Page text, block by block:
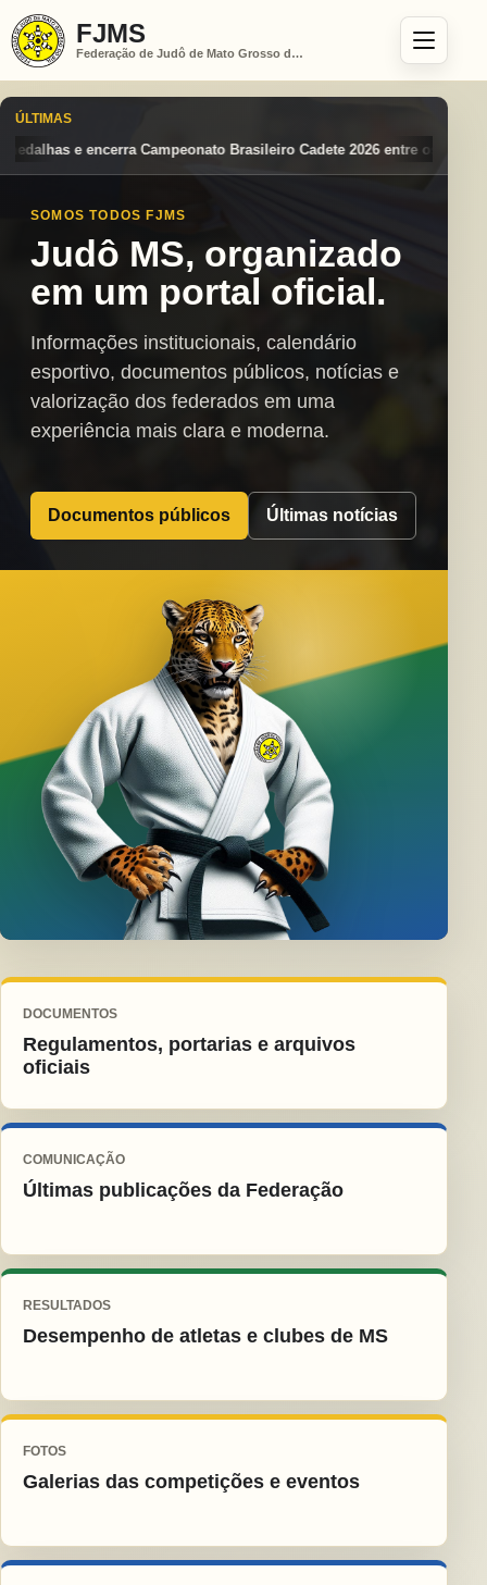
FJMS
Federação de Judô de Mato Grosso do Sul
ÚLTIMAS
Cadete 2026 entre os destaques nacionais Mato Grosso
SOMOS TODOS FJMS
Judô MS, organizado
em um portal oficial.
Informações institucionais, calendário
esportivo, documentos públicos, notícias e
valorização dos federados em uma
experiência mais clara e moderna.
Documentos públicos Últimas notícias
DOCUMENTOS
Regulamentos, portarias e arquivos
oficiais
COMUNICAÇÃO
Últimas publicações da Federação
RESULTADOS
Desempenho de atletas e clubes de MS
FOTOS
Galerias das competições e eventos